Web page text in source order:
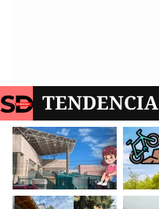
TENDENCIA